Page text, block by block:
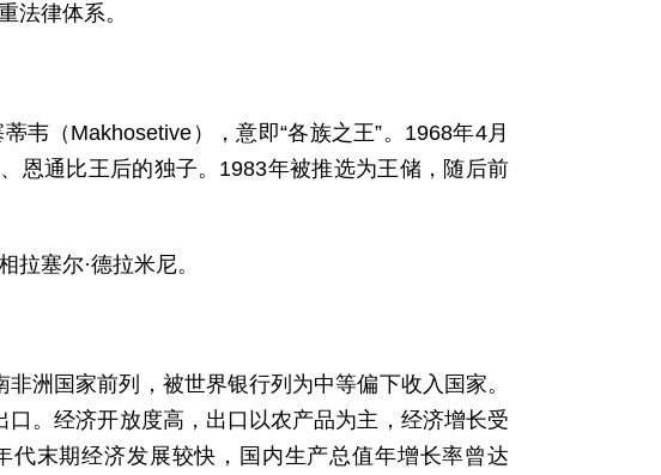
法律体系。
韦（Makhosetive），意即“各族之王”。1968年4月
恩通比王后的独子。1983年被推选为王储，随后前
拉塞尔·德拉米尼。
洲国家前列，被世界银行列为中等偏下收入国家。
。经济开放度高，出口以农产品为主，经济增长受
末期经济发展较快，国内生产总值年增长率曾达